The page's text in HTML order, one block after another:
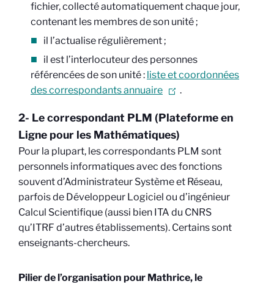
fichier, collecté automatiquement chaque jour,
contenant les membres de son unité ;
il l’actualise régulièrement ;
il est l’interlocuteur des personnes
référencées de son unité : liste et coordonnées
des correspondants annuaire
.
2- Le correspondant PLM (Plateforme en
Ligne pour les Mathématiques)
Pour la plupart, les correspondants PLM sont
personnels informatiques avec des fonctions
souvent d’Administrateur Système et Réseau,
parfois de Développeur Logiciel ou d’ingénieur
Calcul Scientifique (aussi bien ITA du CNRS
qu’ITRF d’autres établissements). Certains sont
enseignants-chercheurs.
Pilier de l’organisation pour Mathrice, le